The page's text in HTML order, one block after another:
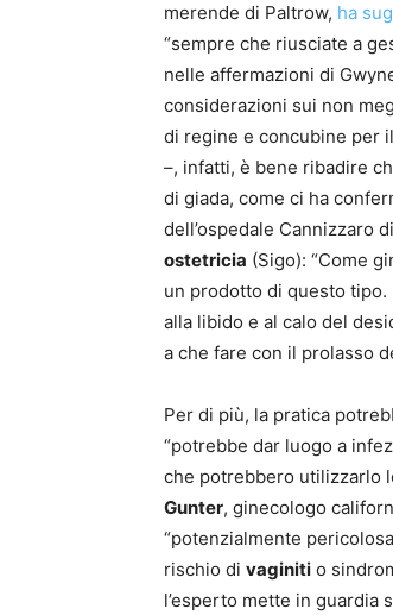
merende di Paltrow, ha
“sempre che riusciate a
nelle affermazioni di
considerazioni sui non
di regine e concubine per
–, infatti, è bene ribadire
di giada, come ci ha
dell’ospedale Cannizzaro
ostetricia (Sigo): “Come
un prodotto di questo
alla libido e al calo del
a che fare con il prolasso
Per di più, la pratica
“potrebbe dar luogo a
che potrebbero utilizzarlo
Gunter, ginecologo
“potenzialmente
rischio di vaginiti o
l’esperto mette in guardia